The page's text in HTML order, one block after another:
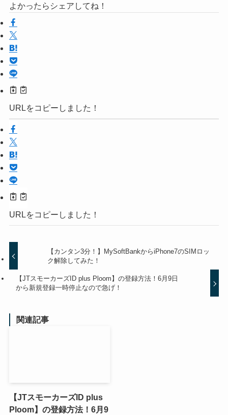
よかったらシェアしてね！
URLをコピーしました！
URLをコピーしました！
【カンタン3分！】MySoftBankからiPhone7のSIMロッ
ク解除してみた！
【JTスモーカーズID plus Ploom】の登録方法！6月9日
から新規登録一時停止なので急げ！
関連記事
【JTスモーカーズID plus
Ploom】の登録方法！6月9